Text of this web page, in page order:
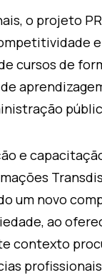
o projeto
cursos de
e
um novo
ao
contexto